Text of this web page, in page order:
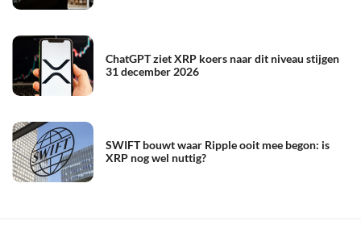
ChatGPT ziet XRP koers naar dit niveau stijgen
31 december 2026
SWIFT bouwt waar Ripple ooit mee begon: is
XRP nog wel nuttig?